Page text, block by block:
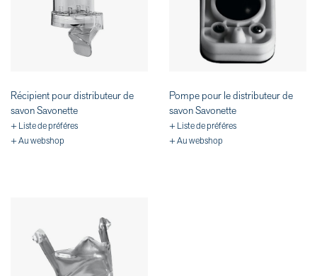
Récipient pour distributeur de
savon Savonette
+ Liste de préféres
+ Au webshop
Pompe pour le distributeur de
savon Savonette
+ Liste de préféres
+ Au webshop